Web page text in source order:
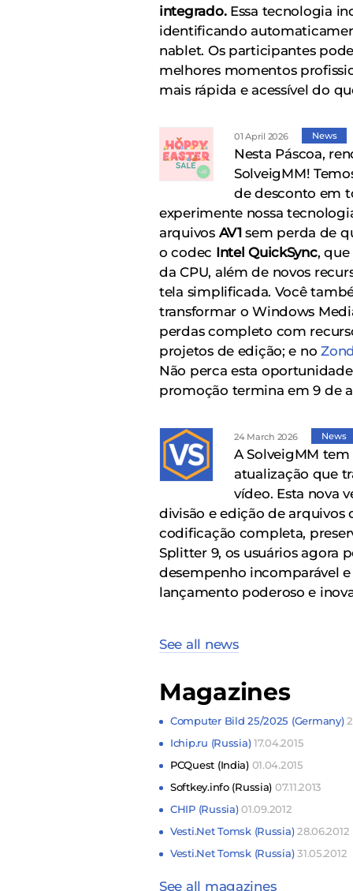
integrado.Essa tecnologia
identificando
nablet. Os participantes
melhores momentos
mais rápida e acessível do
01 April 2026 News
Nesta Páscoa,
SolveigMM!
de desconto em
experimente nossa
arquivosAV1 sem perda de
o codec Intel QuickSync,
da CPU, além de novos
tela simplificada. Você
transformar o Windows
perdas completo com
projetos de edição; e no
Não perca esta
promoção termina em 9 de
24 March 2026 News
A SolveigMM
atualização que
vídeo. Esta nova
divisão e edição de
codificação completa,
Splitter 9, os usuários agora
desempenho incomparável
lançamento poderoso e
See all news
Magazines
Computer Bild 25/2025 (Germany)
Ichip.ru (Russia)17.04.2015
PCQuest (India) 01.04.2015
Softkey.info (Russia) 07.11.2013
CHIP (Russia)01.09.2012
Vesti.Net Tomsk (Russia)28.06.2012
Vesti.Net Tomsk (Russia)31.05.2012
See all magazines